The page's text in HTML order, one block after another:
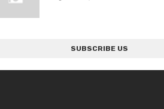
SUBSCRIBE US